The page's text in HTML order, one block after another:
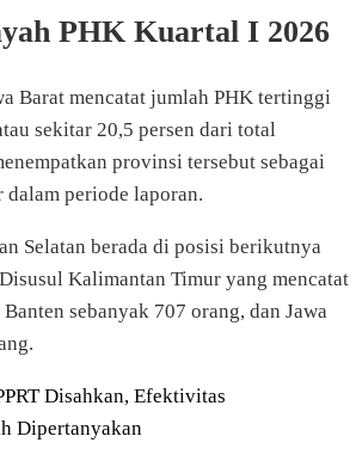
PHK Kuartal I 2026
Barat mencatat jumlah PHK tertinggi
sekitar 20,5 persen dari total
provinsi tersebut sebagai
dalam periode laporan.
Selatan berada di posisi berikutnya
Kalimantan Timur yang mencatat
sebanyak 707 orang, dan Jawa
Disahkan, Efektivitas
Dipertanyakan